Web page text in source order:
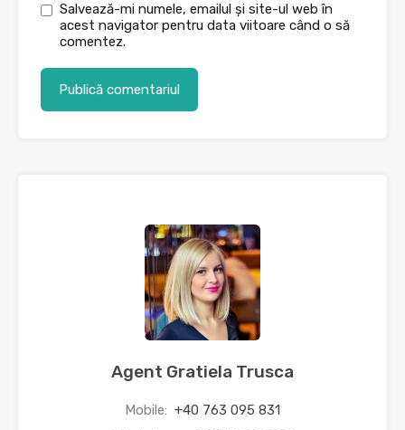
Salvează-mi numele, emailul și site-ul web în
acest navigator pentru data viitoare când o să
comentez.
Agent Gratiela Trusca
Mobile: +40 763 095 831